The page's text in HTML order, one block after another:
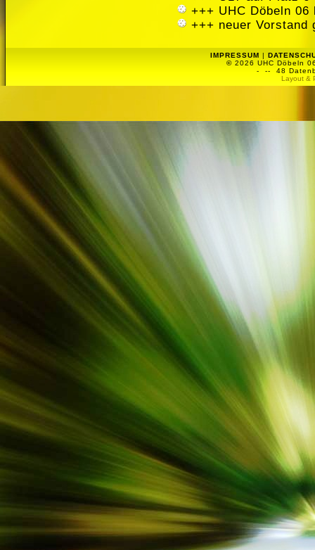
+++ UHC Döbeln
+++ neuer Vorstand
IMPRESSUM |
© 2026 UHC Döbeln
-
-- 48
Layout &